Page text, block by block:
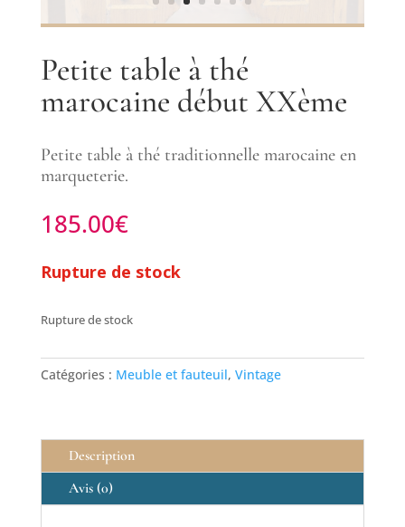
Petite table à thé
marocaine début XXème
Petite table à thé traditionnelle marocaine en
marqueterie.
185.00€
Rupture de stock
Rupture de stock
Catégories : Meuble et fauteuil, Vintage
Description
Avis (0)